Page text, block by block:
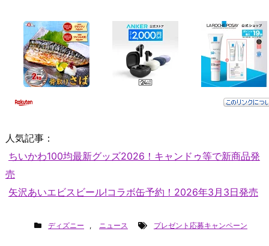
人気記事：
ちいかわ100均最新グッズ2026！キャンドゥ等で新商品発
売
矢沢あいエビスビール!コラボ缶予約！2026年3月3日発売
ディズニー , ニュース プレゼント応募キャンペーン